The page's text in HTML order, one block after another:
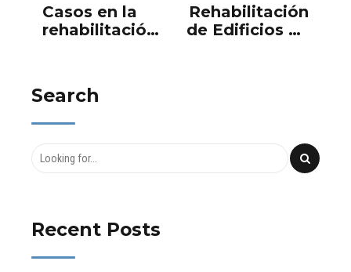
Casos en la
rehabilitación
y su impacto
en la
revitalización
Rehabilitación
de Edificios en
Search
Recent Posts